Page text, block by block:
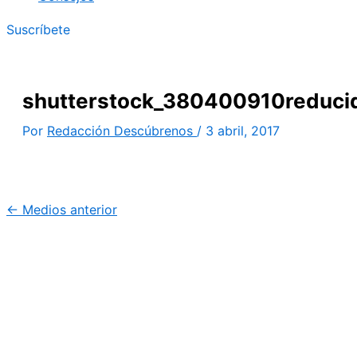
Suscríbete
Por Redacción Descúbrenos / 3 abril, 2017
← Medios anterior